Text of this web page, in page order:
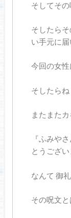
そしてその
そしたら
い手元に届
今回の女性
そしたらね
またまた
『ふみや
とうござい
なんて 御
その呪文と